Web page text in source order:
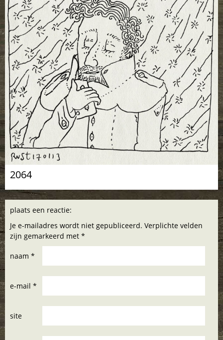
2064
plaats een reactie:
Je e-mailadres wordt niet gepubliceerd. Verplichte velden
zijn gemarkeerd met *
naam *
e-mail *
site